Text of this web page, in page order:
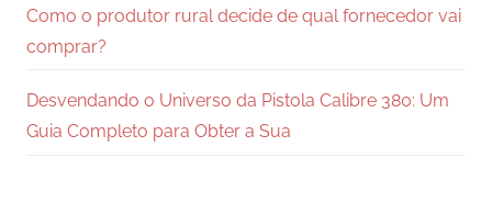
Como o produtor rural decide de qual fornecedor vai
comprar?
Desvendando o Universo da Pistola Calibre 380: Um
Guia Completo para Obter a Sua